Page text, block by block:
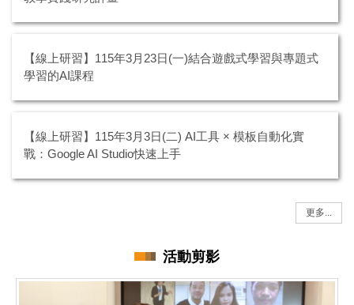
【線上研習】115年3月23日(一)結合遊戲式學習與專題式
學習的AI課程
【線上研習】115年3月3日(二) AI工具 × 模板自動化實
戰：Google AI Studio快速上手
更多...
活動剪影